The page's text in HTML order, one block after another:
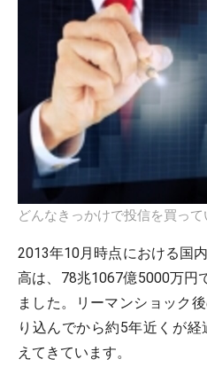
どんなきっかけで投信を買っ
2013年10月時点における国
高は、78兆1067億5000万円
ました。リーマンショック
り込んでから約5年近くが
えてきています。